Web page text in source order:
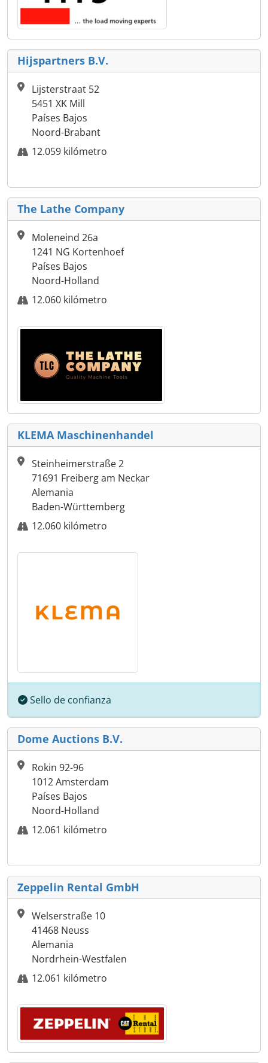
Hijspartners B.V.
Lijsterstraat 52
5451 XK Mill
Países Bajos
Noord-Brabant
12.059 kilómetro
The Lathe Company
Moleneind 26a
1241 NG Kortenhoef
Países Bajos
Noord-Holland
12.060 kilómetro
KLEMA Maschinenhandel
Steinheimerstraße 2
71691 Freiberg am Neckar
Alemania
Baden-Württemberg
12.060 kilómetro
Sello de confianza
Dome Auctions B.V.
Rokin 92-96
1012 Amsterdam
Países Bajos
Noord-Holland
12.061 kilómetro
Zeppelin Rental GmbH
Welserstraße 10
41468 Neuss
Alemania
Nordrhein-Westfalen
12.061 kilómetro